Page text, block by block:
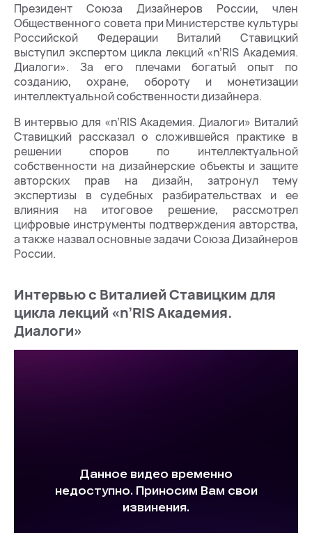
Президент Союза Дизайнеров России, член
Общественного совета при Министерстве культуры
Российской Федерации Виталий Ставицкий
выступил экспертом цикла лекций «n’RIS Академия.
Диалоги». За его плечами богатый опыт по
созданию, охране, обороту и монетизации
интеллектуальной собственности дизайнера.
В интервью для «n’RIS Академия. Диалоги» Виталий
Ставицкий рассказал о сложившейся практике в
решении споров по интеллектуальной
собственности на дизайнерские объекты и защите
авторских прав на дизайн, затронул тему
экспертизы в судебных разбирательствах и ее
влияния на итоговое решение, рассмотрел
цифровые инструменты подтверждения авторства,
а также назвал основные задачи Союза Дизайнеров
России.
Интервью с Виталией Ставицким для
цикла лекций «n’RIS Академия.
Диалоги»